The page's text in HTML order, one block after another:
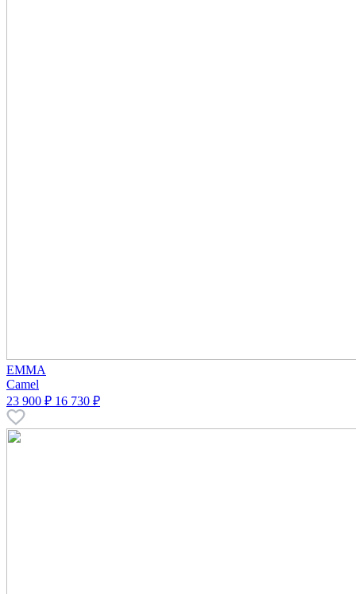
EMMA
Camel
23 900 ₽ 16 730 ₽